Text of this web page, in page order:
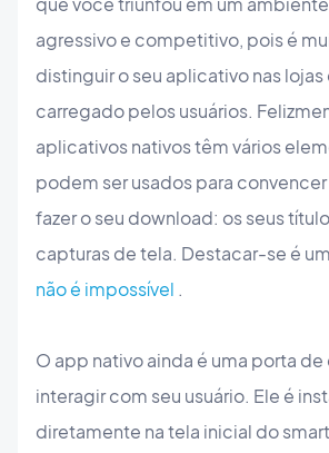
agressivo e competitivo, pois é
distinguir o seu aplicativo nas lojas
carregado pelos usuários.
aplicativos nativos têm vários
podem ser usados ​​para convencer
fazer o seu download: os seus
capturas de tela. Destacar-se é
não é impossível .
O app nativo ainda é uma porta de
interagir com seu usuário. Ele é
diretamente na tela inicial do